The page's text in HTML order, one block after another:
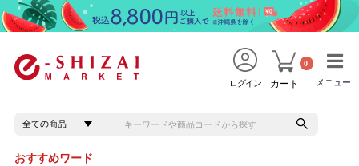
メニュー
メニュー
ログイン カート
0
おすすめワード